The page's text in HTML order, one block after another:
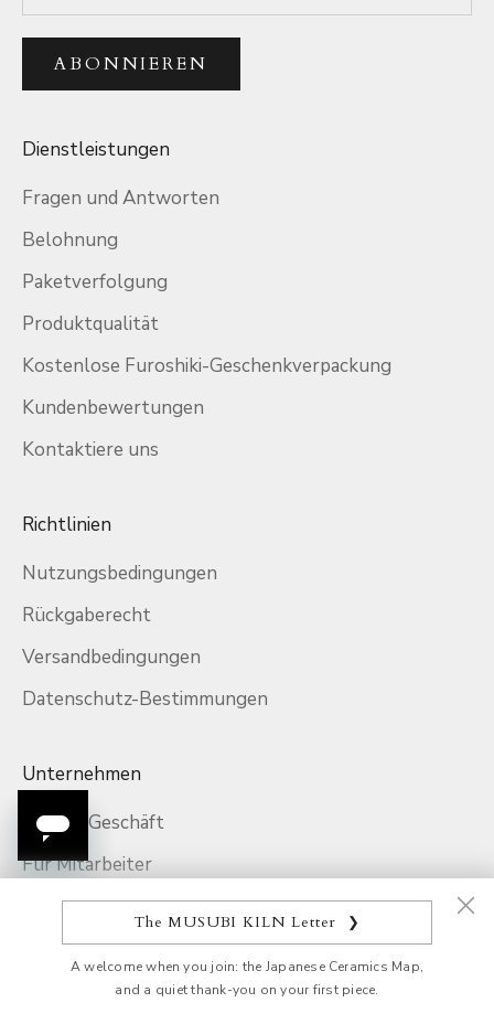
The MUSUBI KILN Letter ❯
A welcome when you join: the Japanese Ceramics Map,
and a quiet thank-you on your first piece.
ABONNIEREN
Dienstleistungen
Fragen und Antworten
Belohnung
Paketverfolgung
Produktqualität
Kostenlose Furoshiki-Geschenkverpackung
Kundenbewertungen
Kontaktiere uns
Richtlinien
Nutzungsbedingungen
Rückgaberecht
Versandbedingungen
Datenschutz-Bestimmungen
Unternehmen
Für das Geschäft
Für Mitarbeiter
Medien & Presse
Unternehmen